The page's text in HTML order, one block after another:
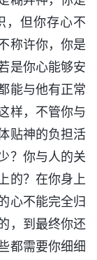
，但你存心不
称许你，你是
是你心能够安
能与他有正常
样，不管你与
贴神的负担活
？你与人的关
的？在你身上
心不能完全归
，到最终你还
都需要你细细